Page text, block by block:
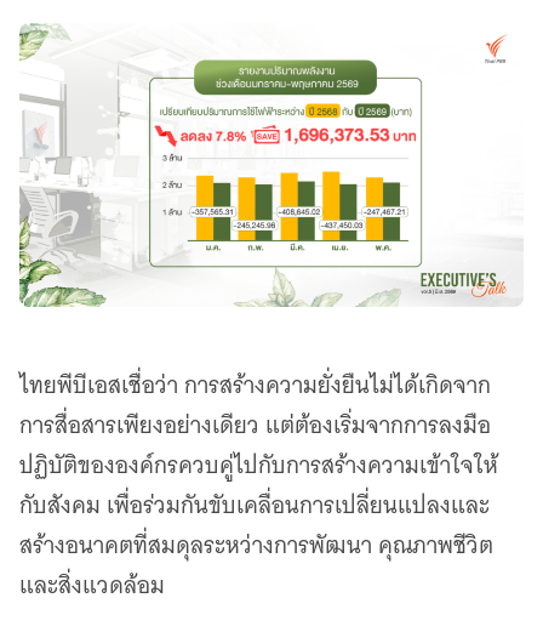
ไทยพีบีเอสเชื่อว่า การสร้างความยั่งยืนไม่ได้เกิดจาก
การสื่อสารเพียงอย่างเดียว แต่ต้องเริ่มจากการลงมือ
ปฏิบัติขององค์กรควบคู่ไปกับการสร้างความเข้าใจให้
กับสังคม เพื่อร่วมกันขับเคลื่อนการเปลี่ยนแปลงและ
สร้างอนาคตที่สมดุลระหว่างการพัฒนา คุณภาพชีวิต
และสิ่งแวดล้อม